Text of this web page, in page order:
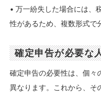
• 万一紛失した場合には、
性があるため、複数形式で
確定申告が必要な
確定申告の必要性は、個々
異なります。これから、そ